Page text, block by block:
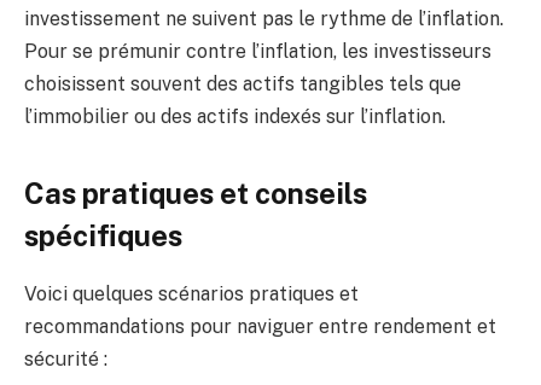
investissement ne suivent pas le rythme de l’inflation.
Pour se prémunir contre l’inflation, les investisseurs
choisissent souvent des actifs tangibles tels que
l’immobilier ou des actifs indexés sur l’inflation.
Cas pratiques et conseils
spécifiques
Voici quelques scénarios pratiques et
recommandations pour naviguer entre rendement et
sécurité :